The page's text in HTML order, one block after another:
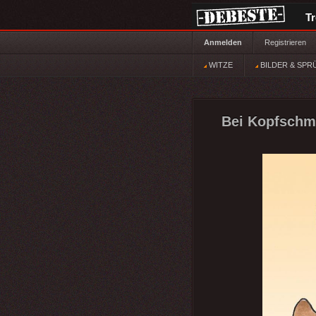
Anmelden Registrieren
WITZE BILDER &
Bei